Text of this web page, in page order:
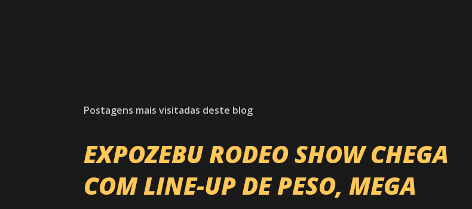
Postagens mais visitadas deste blog
EXPOZEBU RODEO SHOW CHEGA
COM LINE-UP DE PESO, MEGA